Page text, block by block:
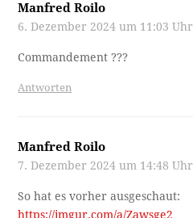
Manfred Roilo
6. Dezember 2024 um 11:03 Uhr
Commandement ???
Antworten
Manfred Roilo
7. Dezember 2024 um 14:48 Uhr
So hat es vorher ausgeschaut:
https://imgur.com/a/Zawsge2